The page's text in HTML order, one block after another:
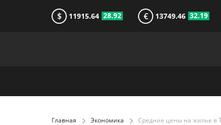
$ 11915.64 28.92 € 13749.46 32.19
Главная Экономика